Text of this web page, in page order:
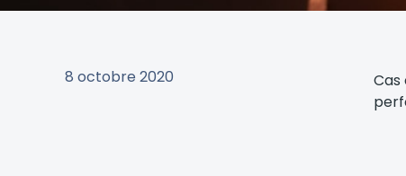
8 octobre 2020
Cas